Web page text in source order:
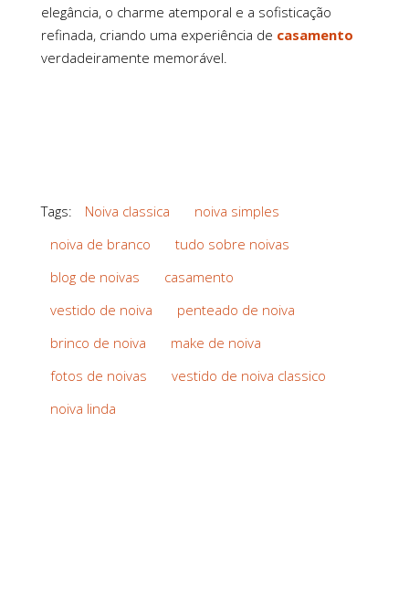
elegância, o charme atemporal e a sofisticação
refinada, criando uma experiência de casamento
verdadeiramente memorável.
Tags: Noiva classica
noiva simples
noiva de branco
tudo sobre noivas
blog de noivas
casamento
vestido de noiva
penteado de noiva
brinco de noiva
make de noiva
fotos de noivas
vestido de noiva classico
noiva linda